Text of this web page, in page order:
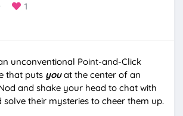
1
unconventional Point-and-Click
that puts youat the center of an
and shake your head to chat with
solve their mysteries to cheer them up.